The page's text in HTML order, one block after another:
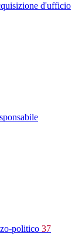
d'ufficio
politico 37